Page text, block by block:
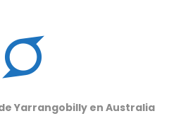
Yarrangobilly en Australia